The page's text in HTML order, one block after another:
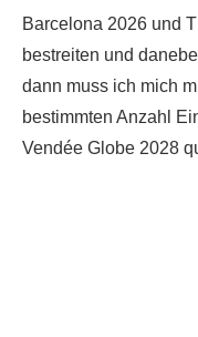
Barcelona 2026 und
bestreiten und
dann muss ich mich
bestimmten Anzahl
Vendée Globe 2028